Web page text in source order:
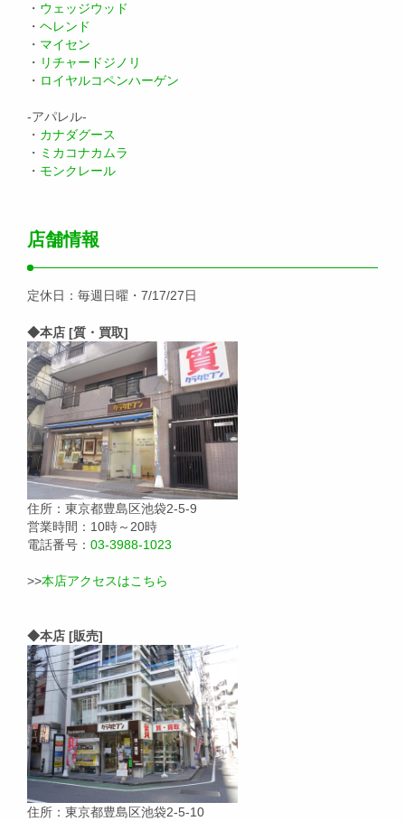
・ ウェッジウッド
・ ヘレンド
・ マイセン
・ リチャードジノリ
・ ロイヤルコペンハーゲン
-アパレル-
・ カナダグース
・ ミカコナカムラ
・ モンクレール
店舗情報
定休日：毎週日曜・7/17/27日
◆本店 [質・買取]
住所：東京都豊島区池袋2-5-9
営業時間：10時～20時
電話番号： 03-3988-1023
>>本店アクセスはこちら
◆本店 [販売]
住所：東京都豊島区池袋2-5-10